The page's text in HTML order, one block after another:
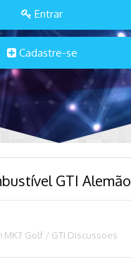
Entrar
Cadastre-se
GTI Alemão
MK7 Golf / GTI Discussoes